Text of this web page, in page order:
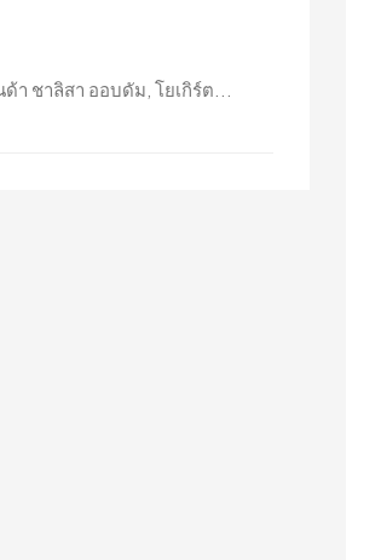
ชาลิสา ออบดัม, โยเกิร์ต...